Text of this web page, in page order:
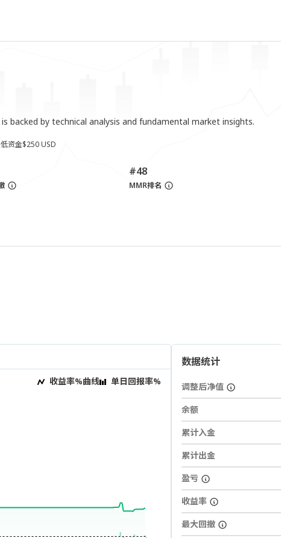
by technical analysis and fundamental market insights.
资金$250 USD
#48
MMR排名
收益率%曲线 单日回报率%
数据统计
调整后净值
余额
累计入金
累计出金
盈亏
收益率
最大回撤